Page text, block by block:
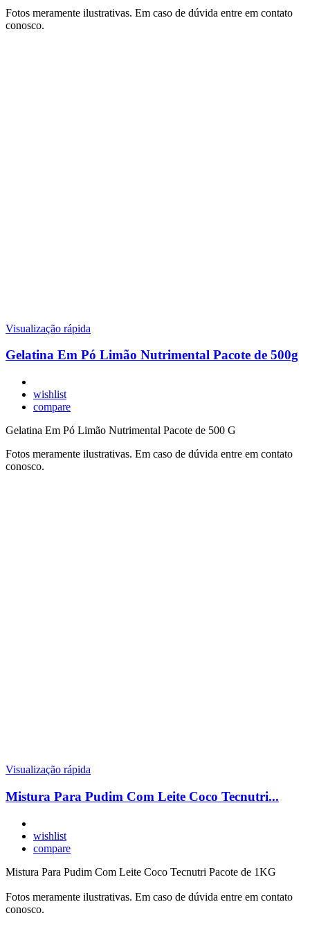
Fotos meramente ilustrativas. Em caso de dúvida entre em contato
conosco.
Visualização rápida
Gelatina Em Pó Limão Nutrimental Pacote de 500g
wishlist
compare
Gelatina Em Pó Limão Nutrimental Pacote de 500 G
Fotos meramente ilustrativas. Em caso de dúvida entre em contato
conosco.
Visualização rápida
Mistura Para Pudim Com Leite Coco Tecnutri...
wishlist
compare
Mistura Para Pudim Com Leite Coco Tecnutri Pacote de 1KG
Fotos meramente ilustrativas. Em caso de dúvida entre em contato
conosco.